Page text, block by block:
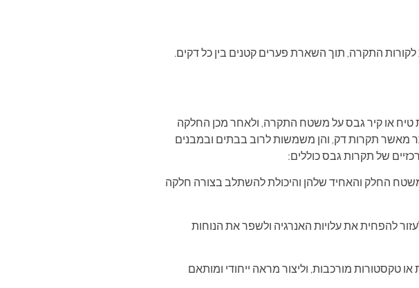
התקרה, תוך השארת פערים קטנים בין כל דקים.
טיח או קיר גבס על משטח התקרה, ולאחר מכן החלקה
מאשר תקרות דק, והן משמשות לרוב בבתים ובמבנים
של תקרות גבס כוללים:
החלק והאחיד שלהן והיכולת להשתלב בצורה חלקה
להפחית את עלויות האנרגיה ולשפר את הנוחות
טקסטורות מורכבות, וליצור מראה ייחודי ומותאם